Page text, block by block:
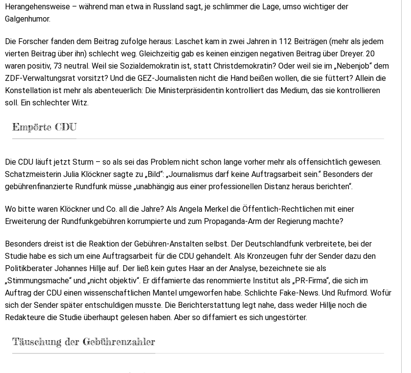
Herangehensweise – während man etwa in Russland sagt, je schlimmer die Lage, umso wichtiger der
Galgenhumor.
Die Forscher fanden dem Beitrag zufolge heraus: Laschet kam in zwei Jahren in 112 Beiträgen (mehr als jedem
vierten Beitrag über ihn) schlecht weg. Gleichzeitig gab es keinen einzigen negativen Beitrag über Dreyer. 20
waren positiv, 73 neutral. Weil sie Sozialdemokratin ist, statt Christdemokratin? Oder weil sie im „Nebenjob“ dem
ZDF-Verwaltungsrat vorsitzt? Und die GEZ-Journalisten nicht die Hand beißen wollen, die sie füttert? Allein die
Konstellation ist mehr als abenteuerlich: Die Ministerpräsidentin kontrolliert das Medium, das sie kontrollieren
soll. Ein schlechter Witz.
Empörte CDU
Die CDU läuft jetzt Sturm – so als sei das Problem nicht schon lange vorher mehr als offensichtlich gewesen.
Schatzmeisterin Julia Klöckner sagte zu „Bild“: „Journalismus darf keine Auftragsarbeit sein.“ Besonders der
gebührenfinanzierte Rundfunk müsse „unabhängig aus einer professionellen Distanz heraus berichten“.
Wo bitte waren Klöckner und Co. all die Jahre? Als Angela Merkel die Öffentlich-Rechtlichen mit einer
Erweiterung der Rundfunkgebühren korrumpierte und zum Propaganda-Arm der Regierung machte?
Besonders dreist ist die Reaktion der Gebühren-Anstalten selbst. Der Deutschlandfunk verbreitete, bei der
Studie habe es sich um eine Auftragsarbeit für die CDU gehandelt. Als Kronzeugen fuhr der Sender dazu den
Politikberater Johannes Hillje auf. Der ließ kein gutes Haar an der Analyse, bezeichnete sie als
„Stimmungsmache“ und „nicht objektiv“. Er diffamierte das renommierte Institut als „PR-Firma“, die sich im
Auftrag der CDU einen wissenschaftlichen Mantel umgeworfen habe. Schlichte Fake-News. Und Rufmord. Wofür
sich der Sender später entschuldigen musste. Die Berichterstattung legt nahe, dass weder Hillje noch die
Redakteure die Studie überhaupt gelesen haben. Aber so diffamiert es sich ungestörter.
Täuschung der Gebührenzahler